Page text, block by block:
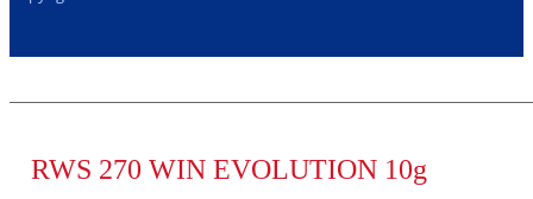
RWS 270 WIN EVOLUTION 10g